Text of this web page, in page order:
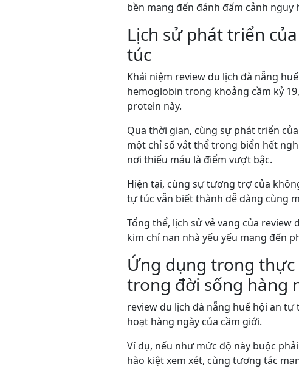
bền mang đến đánh đấm cảnh
Lịch sử phát triển
túc
Khái niệm review du lịch đà nẵng
hemoglobin trong khoảng cầm kỷ
protein này.
Qua thời gian, cùng sự phát triển
một chỉ số vắt thể trong biển hết
nơi thiếu máu là điểm vượt bậc.
Hiện tại, cùng sự tương trợ của
tự túc vẫn biết thành dễ dàng cùng
Tổng thể, lịch sử vẻ vang của
kim chỉ nan nhà yếu yếu mang đến
Ứng dụng trong
trong đời sống hàng
review du lịch đà nẵng huế hội an
hoạt hàng ngày của cầm giới.
Ví dụ, nếu như mức độ này buộc
hào kiệt xem xét, cùng tương tác